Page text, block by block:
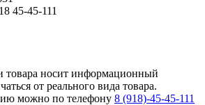
45-45-111
товара носит информационный
от реального вида товара.
можно по телефону 8 (918)-45-45-111